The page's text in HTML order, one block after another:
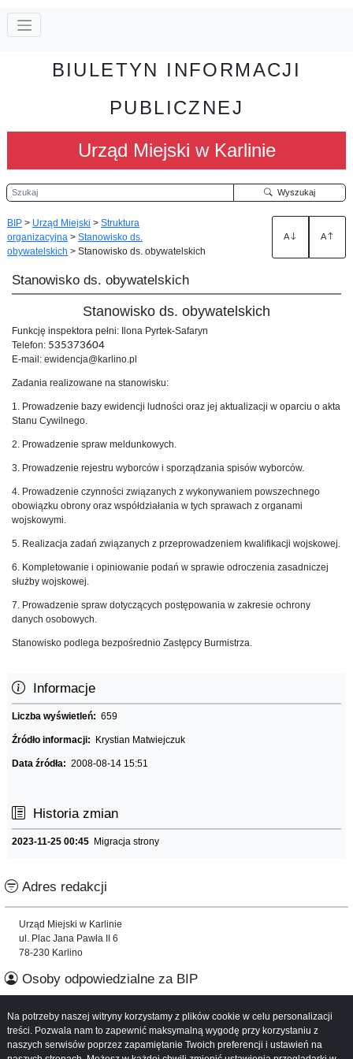
BIULETYN INFORMACJI
PUBLICZNEJ
Urząd Miejski w Karlinie
Szukaj Wyszukaj
BIP > Urząd Miejski > Struktura
organizacyjna > Stanowisko ds.
obywatelskich > Stanowisko ds. obywatelskich
A A
Stanowisko ds. obywatelskich
Stanowisko ds. obywatelskich
Funkcję inspektora pełni: Ilona Pyrtek-Safaryn
Telefon: 535373604
E-mail: ewidencja@karlino.pl
Zadania realizowane na stanowisku:
1. Prowadzenie bazy ewidencji ludności oraz jej aktualizacji w oparciu o akta
Stanu Cywilnego.
2. Prowadzenie spraw meldunkowych.
3. Prowadzenie rejestru wyborców i sporządzania spisów wyborców.
4. Prowadzenie czynności związanych z wykonywaniem powszechnego
obowiązku obrony oraz współdziałania w tych sprawach z organami
wojskowymi.
5. Realizacja zadań związanych z przeprowadzeniem kwalifikacji wojskowej.
6. Kompletowanie i opiniowanie podań w sprawie odroczenia zasadniczej
służby wojskowej.
7. Prowadzenie spraw dotyczących postępowania w zakresie ochrony
danych osobowych.
Stanowisko podlega bezpośrednio Zastępcy Burmistrza.
Informacje
Liczba wyświetleń: 659
Źródło informacji: Krystian Matwiejczuk
Data źródła: 2008-08-14 15:51
Historia zmian
2023-11-25 00:45 Migracja strony
Adres redakcji
Urząd Miejski w Karlinie
ul. Plac Jana Pawła II 6
78-230 Karlino
Osoby odpowiedzialne za BIP
Informacje o serwisie
Mapa serwisu
Na potrzeby naszej witryny korzystamy z plików cookie w celu personalizacji
treści. Pozwala nam to zapewnić maksymalną wygodę przy korzystaniu z
naszych serwisów poprzez zapamiętanie Twoich preferencji i ustawień na